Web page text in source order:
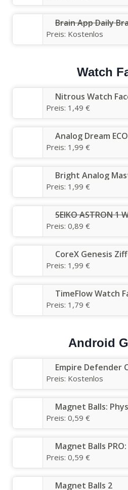
Brain App Daily
Preis: Kostenlos
Watch
Nitrous Watch
Preis: 1,49 €
Analog Dream
Preis: 1,99 €
Bright Analog
Preis: 1,99 €
SEIKO ASTRON 1
Preis: 0,89 €
CoreX Genesis
Preis: 1,99 €
TimeFlow Watch
Preis: 1,79 €
Android
Empire Defender
Preis: Kostenlos
Magnet Balls:
Preis: 0,59 €
Magnet Balls
Preis: 0,59 €
Magnet Balls 2